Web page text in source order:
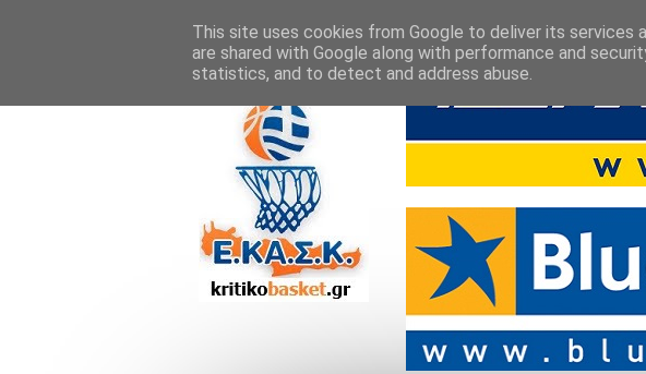
This site uses cookies from Google to deliver its services
are shared with Google along with performance and
statistics, and to detect and address abuse.